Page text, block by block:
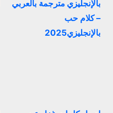
بالإنجليزي مترجمة بالعربي
– كلام حب
بالإنجليزي2025